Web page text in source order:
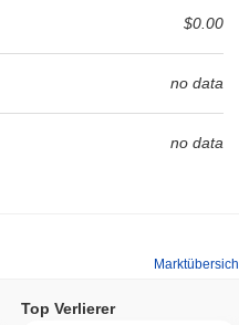
$0.00
no data
no data
Top Verlierer